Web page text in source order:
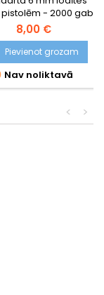
- 2000 gab.,
augstas kvalitātes.
kas palīdz ļoti viegli
ielādēt lodītes.
8,00 €
Pievienot grozam
Nav noliktavā
>
<